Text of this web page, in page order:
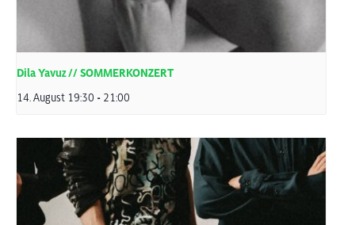
Dila Yavuz // SOMMERKONZERT
14. August 19:30 - 21:00